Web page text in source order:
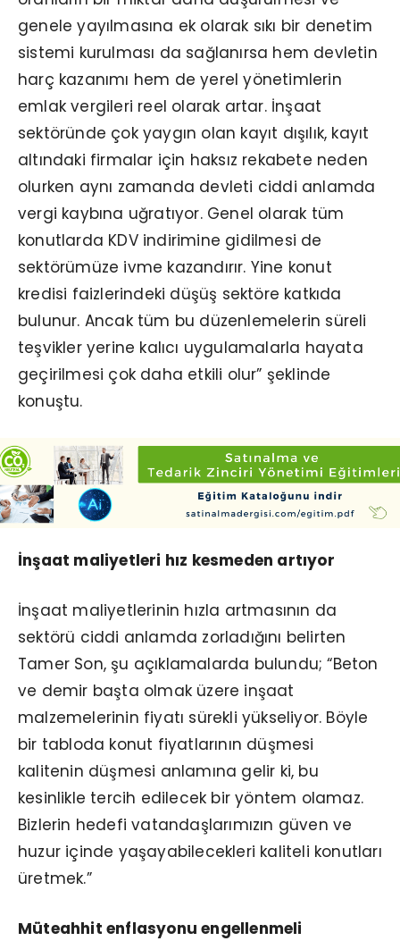
genele yayılmasına ek olarak sıkı bir denetim
sistemi kurulması da sağlanırsa hem devletin
harç kazanımı hem de yerel yönetimlerin
emlak vergileri reel olarak artar. İnşaat
sektöründe çok yaygın olan kayıt dışılık, kayıt
altındaki firmalar için haksız rekabete neden
olurken aynı zamanda devleti ciddi anlamda
vergi kaybına uğratıyor. Genel olarak tüm
konutlarda KDV indirimine gidilmesi de
sektörümüze ivme kazandırır. Yine konut
kredisi faizlerindeki düşüş sektöre katkıda
bulunur. Ancak tüm bu düzenlemelerin süreli
teşvikler yerine kalıcı uygulamalarla hayata
geçirilmesi çok daha etkili olur” şeklinde
konuştu.
İnşaat maliyetleri hız kesmeden artıyor
İnşaat maliyetlerinin hızla artmasının da
sektörü ciddi anlamda zorladığını belirten
Tamer Son, şu açıklamalarda bulundu; “Beton
ve demir başta olmak üzere inşaat
malzemelerinin fiyatı sürekli yükseliyor. Böyle
bir tabloda konut fiyatlarının düşmesi
kalitenin düşmesi anlamına gelir ki, bu
kesinlikle tercih edilecek bir yöntem olamaz.
Bizlerin hedefi vatandaşlarımızın güven ve
huzur içinde yaşayabilecekleri kaliteli konutları
üretmek.”
Müteahhit enflasyonu engellenmeli